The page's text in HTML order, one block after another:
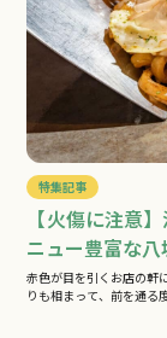
特集記事
【火傷に注意
ニュー豊富な
赤色が目を引くお店の軒
りも相まって、前を通る